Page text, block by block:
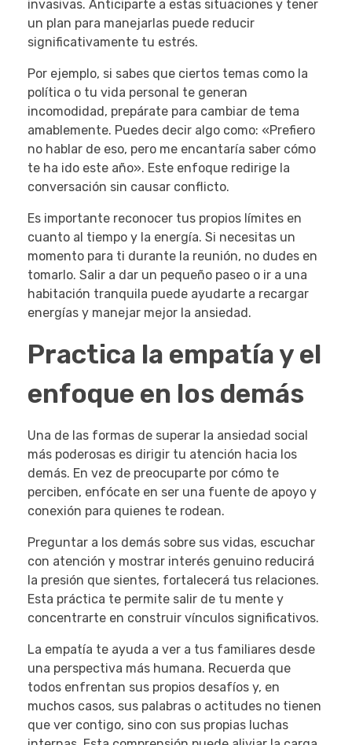
invasivas. Anticiparte a estas situaciones y tener
un plan para manejarlas puede reducir
significativamente tu estrés.
Por ejemplo, si sabes que ciertos temas como la
política o tu vida personal te generan
incomodidad, prepárate para cambiar de tema
amablemente. Puedes decir algo como: «Prefiero
no hablar de eso, pero me encantaría saber cómo
te ha ido este año». Este enfoque redirige la
conversación sin causar conflicto.
Es importante reconocer tus propios límites en
cuanto al tiempo y la energía. Si necesitas un
momento para ti durante la reunión, no dudes en
tomarlo. Salir a dar un pequeño paseo o ir a una
habitación tranquila puede ayudarte a recargar
energías y manejar mejor la ansiedad.
Practica la empatía y el
enfoque en los demás
Una de las formas de superar la ansiedad social
más poderosas es dirigir tu atención hacia los
demás. En vez de preocuparte por cómo te
perciben, enfócate en ser una fuente de apoyo y
conexión para quienes te rodean.
Preguntar a los demás sobre sus vidas, escuchar
con atención y mostrar interés genuino reducirá
la presión que sientes, fortalecerá tus relaciones.
Esta práctica te permite salir de tu mente y
concentrarte en construir vínculos significativos.
La empatía te ayuda a ver a tus familiares desde
una perspectiva más humana. Recuerda que
todos enfrentan sus propios desafíos y, en
muchos casos, sus palabras o actitudes no tienen
que ver contigo, sino con sus propias luchas